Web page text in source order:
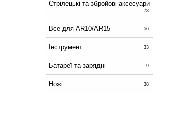
Стрілецькі та збройові аксесуари
78
Все для AR10/AR15 56
Інструмент 33
Батареї та зарядні 9
Ножі 38